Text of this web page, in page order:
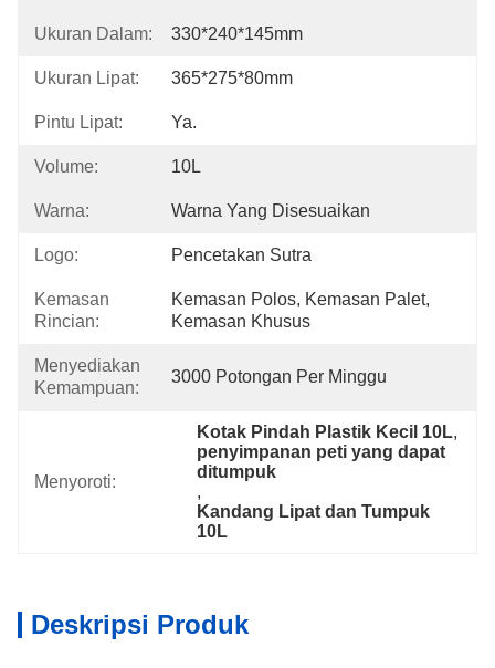
Ukuran Dalam: 330*240*145mm
Ukuran Lipat: 365*275*80mm
Pintu Lipat: Ya.
Volume: 10L
Warna: Warna Yang Disesuaikan
Logo: Pencetakan Sutra
Kemasan
Rincian:
Kemasan Polos, Kemasan Palet,
Kemasan Khusus
Menyediakan
Kemampuan:
3000 Potongan Per Minggu
Menyoroti:
Kotak Pindah Plastik Kecil 10L
penyimpanan peti yang dapat
ditumpuk
,
Kandang Lipat dan Tumpuk
10L
Deskripsi Produk